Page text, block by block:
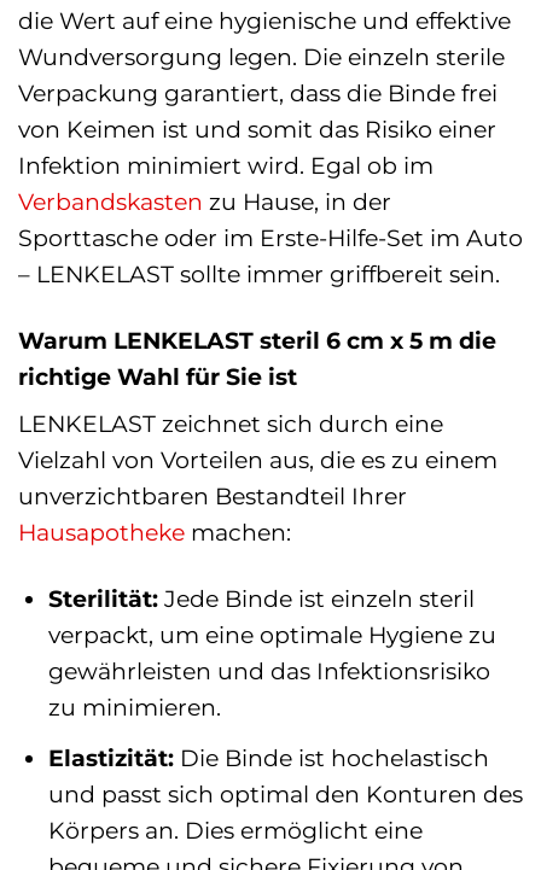
die Wert auf eine hygienische und effektive
Wundversorgung legen. Die einzeln sterile
Verpackung garantiert, dass die Binde frei
von Keimen ist und somit das Risiko einer
Infektion minimiert wird. Egal ob im
Verbandskasten zu Hause, in der
Sporttasche oder im Erste-Hilfe-Set im Auto
– LENKELAST sollte immer griffbereit sein.
Warum LENKELAST steril 6 cm x 5 m die
richtige Wahl für Sie ist
LENKELAST zeichnet sich durch eine
Vielzahl von Vorteilen aus, die es zu einem
unverzichtbaren Bestandteil Ihrer
Hausapotheke machen:
Sterilität:Jede Binde ist einzeln steril
verpackt, um eine optimale Hygiene zu
gewährleisten und das Infektionsrisiko
zu minimieren.
Elastizität:Die Binde ist hochelastisch
und passt sich optimal den Konturen des
Körpers an. Dies ermöglicht eine